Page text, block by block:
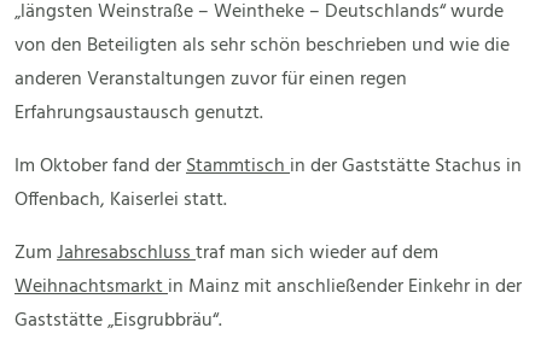
„längsten Weinstraße – Weintheke – Deutschlands“ wurde
von den Beteiligten als sehr schön beschrieben und wie die
anderen Veranstaltungen zuvor für einen regen
Erfahrungsaustausch genutzt.
Im Oktober fand derStammtischin der Gaststätte Stachus in
Offenbach, Kaiserlei statt.
ZumJahresabschlusstraf man sich wieder auf dem
Weihnachtsmarktin Mainz mit anschließender Einkehr in der
Gaststätte „Eisgrubbräu“.